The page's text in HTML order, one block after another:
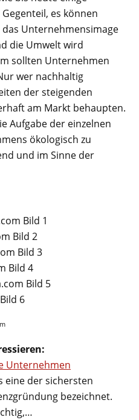
es können
Unternehmensimage
die Umwelt wird
sollten Unternehmen
wer nachhaltig
der steigenden
am Markt behaupten.
Aufgabe der einzelnen
ökologisch zu
und im Sinne der
Bild 1
Bild 2
Bild 3
Bild 4
Bild 5
6
Unternehmen
eine der sichersten
bezeichnet.